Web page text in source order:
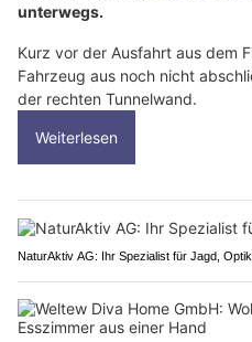
unterwegs.
Kurz vor der Ausfahrt aus dem
Fahrzeug aus noch nicht
der rechten Tunnelwand.
Weiterlesen
NaturAktiv AG: Ihr Spezialist für Jagd,